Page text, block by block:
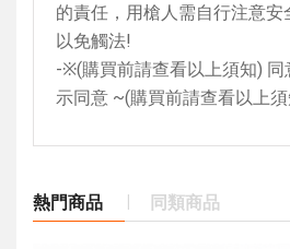
的責任，用槍人需自行注意安
以免觸法!
-※(購買前請查看以上須知) 同
示同意 ~(購買前請查看以上
熱門商品 同類商品